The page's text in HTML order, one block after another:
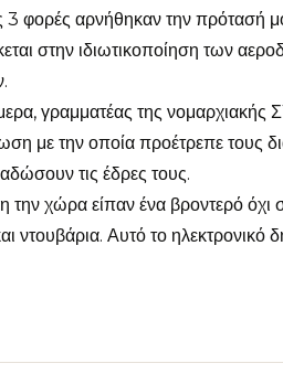
φορές αρνήθηκαν την πρότασή
στην ιδιωτικοποίηση των
γραμματέας της νομαρχιακής
με την οποία προέτρεπε τους
τις έδρες τους.
την χώρα είπαν ένα βροντερό
ντουβάρια. Αυτό το ηλεκτρονικό